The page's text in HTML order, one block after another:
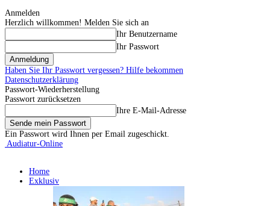
Anmelden
Herzlich willkommen! Melden Sie sich an
Ihr Benutzername
Ihr Passwort
Haben Sie Ihr Passwort vergessen? Hilfe bekommen
Datenschutzerklärung
Passwort-Wiederherstellung
Passwort zurücksetzen
Ihre E-Mail-Adresse
Ein Passwort wird Ihnen per Email zugeschickt.
Audiatur-Online
Home
Exklusiv